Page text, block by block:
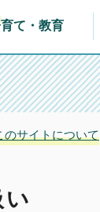
子育て・教育
のサイトについて